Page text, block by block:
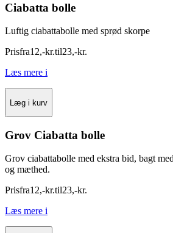
Ciabatta bolle
Luftig ciabattabolle med sprød skorpe
Prisfra12,-kr.til23,-kr.
Læs mere i
Læg i kurv
Grov Ciabatta bolle
Grov ciabattabolle med ekstra bid, bagt
og mæthed.
Prisfra12,-kr.til23,-kr.
Læs mere i